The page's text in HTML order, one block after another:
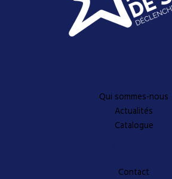
Qui sommes-nous
Actualités
Catalogue
Contact